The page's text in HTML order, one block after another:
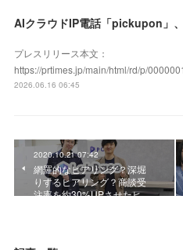
プレスリリース本文：
https://prtimes.jp/main/html/rd/p/
2026.06.16 06:45
2020.10.21 07:42
網羅的なヒアリング？深堀
りするヒアリング？商談受
注率を約30%UPさせたヒ…